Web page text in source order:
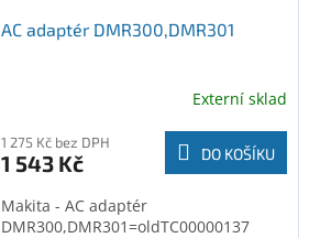
AC adaptér DMR300,DMR301
Externí sklad
1 275 Kč bez DPH
1 543 Kč DO KOŠÍKU
Makita - AC adaptér
DMR300,DMR301=oldTC00000137